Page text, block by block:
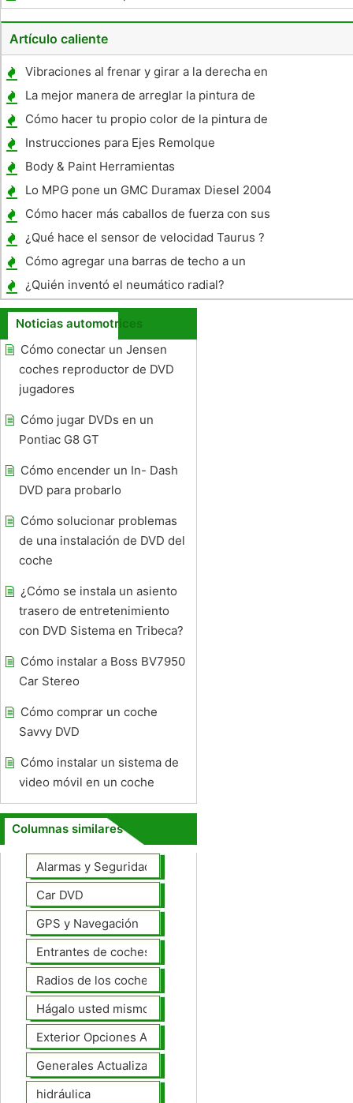
ADV38 DVD
Artículo caliente
Vibraciones al frenar y girar a la derecha en
un Chevy Colorado 2005
La mejor manera de arreglar la pintura de
coches chips
Cómo hacer tu propio color de la pintura de
su vehículo
Instrucciones para Ejes Remolque
Body & Paint Herramientas
Lo MPG pone un GMC Duramax Diesel 2004
?
Cómo hacer más caballos de fuerza con sus
culatas
¿Qué hace el sensor de velocidad Taurus ?
Cómo agregar una barras de techo a un
Toyota Camry
¿Quién inventó el neumático radial?
Noticias automotrices
Cómo conectar un Jensen
coches reproductor de DVD
jugadores
Cómo jugar DVDs en un
Pontiac G8 GT
Cómo encender un In- Dash
DVD para probarlo
Cómo solucionar problemas
de una instalación de DVD del
coche
¿Cómo se instala un asiento
trasero de entretenimiento
con DVD Sistema en Tribeca?
Cómo instalar a Boss BV7950
Car Stereo
Cómo comprar un coche
Savvy DVD
Cómo instalar un sistema de
video móvil en un coche
Columnas similares
Alarmas y Seguridad
Car DVD
GPS y Navegación
Entrantes de coches
Radios de los coches
Hágalo usted mismo Mejoras Auto
Exterior Opciones Aftermarket
Generales Actualizaciones Auto
hidráulica